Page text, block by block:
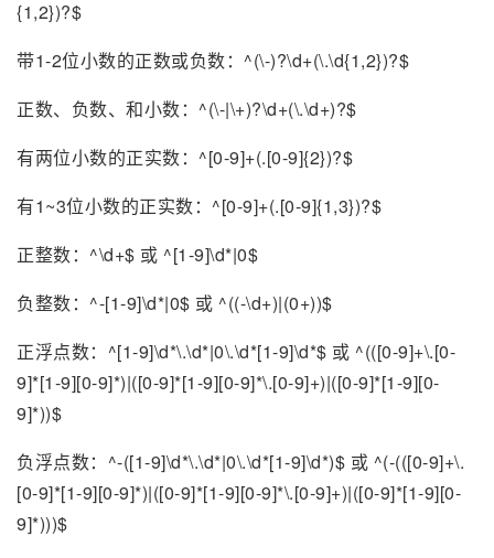
{1,2})?$
带1-2位小数的正数或负数：^(\-)?\d+(\.\d{1,2})?$
正数、负数、和小数：^(\-|\+)?\d+(\.\d+)?$
有两位小数的正实数：^[0-9]+(.[0-9]{2})?$
有1~3位小数的正实数：^[0-9]+(.[0-9]{1,3})?$
正整数：^\d+$ 或 ^[1-9]\d*|0$
负整数：^-[1-9]\d*|0$ 或 ^((-\d+)|(0+))$
正浮点数：^[1-9]\d*\.\d*|0\.\d*[1-9]\d*$ 或 ^(([0-9]+\.[0-
9]*[1-9][0-9]*)|([0-9]*[1-9][0-9]*\.[0-9]+)|([0-9]*[1-9][0-
9]*))$
负浮点数：^-([1-9]\d*\.\d*|0\.\d*[1-9]\d*)$ 或 ^(-(([0-9]+\.
[0-9]*[1-9][0-9]*)|([0-9]*[1-9][0-9]*\.[0-9]+)|([0-9]*[1-9][0-
9]*)))$